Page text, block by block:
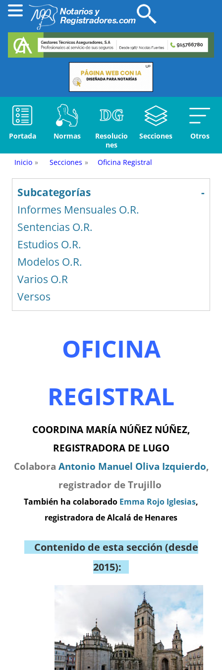
Portada Normas
Resolucio
nes
Secciones Otros
Inicio » Secciones » Oficina Registral
Subcategorías
-
Informes Mensuales O.R.
Sentencias O.R.
Estudios O.R.
Modelos O.R.
Varios O.R
Versos
OFICINA
REGISTRAL
COORDINA MARÍA NÚÑEZ NÚÑEZ,
REGISTRADORA DE LUGO
Colabora Antonio Manuel Oliva Izquierdo,
registrador de Trujillo
También ha colaborado Emma Rojo Iglesias,
registradora de Alcalá de Henares
Contenido de esta sección (desde
2015):